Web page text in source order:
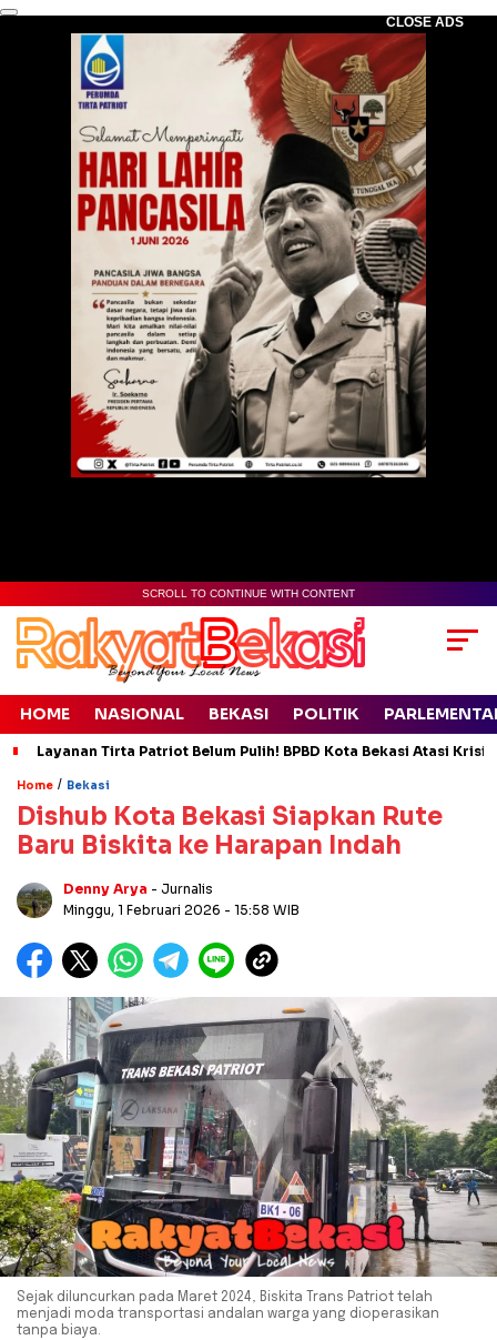
CLOSE ADS
SCROLL TO CONTINUE WITH CONTENT
HOME NASIONAL BEKASI POLITIK
Layanan Tirta Patriot Belum Pulih! BPBD Kota Bekasi Atasi
Home / Bekasi
Dishub Kota Bekasi Siapkan Rute
Baru Biskita ke Harapan Indah
Denny Arya - Jurnalis
Minggu, 1 Februari 2026 - 15:58 WIB
Sejak diluncurkan pada Maret 2024, Biskita Trans Patriot telah
menjadi moda transportasi andalan warga yang dioperasikan
tanpa biaya.